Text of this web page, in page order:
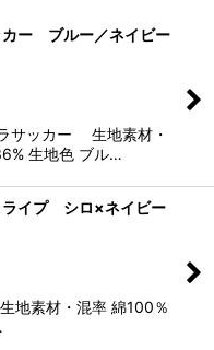
ー ブルー／ネイビー
サッカー 生地素材・
生地色 ブル…
イプ シロ×ネイビー
地素材・混率 綿100％